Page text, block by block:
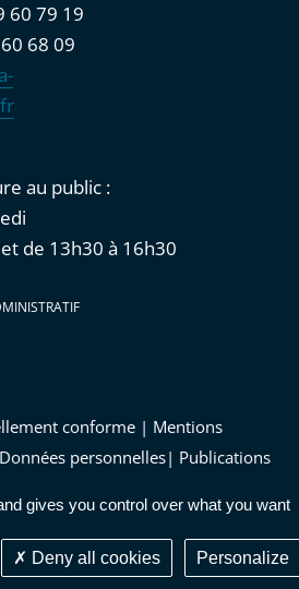
gives you control over what you want
Deny all cookies Personalize
60 79 19
68 09
au public :
de 13h30 à 16h30
conforme | Mentions
Données personnelles| Publications